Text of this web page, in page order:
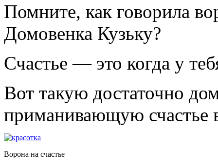
Помните, как говорила
Домовенка Кузьку?
Счастье — это когда у
Вот такую достаточно
приманивающую счастье
Ворона на счастье